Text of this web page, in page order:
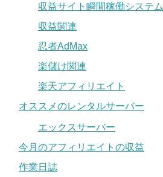
収益サイト瞬間稼働システム
収益関連
忍者AdMax
楽儲け関連
楽天アフィリエイト
オススメのレンタルサーバー
エックスサーバー
今月のアフィリエイトの収益
作業日誌